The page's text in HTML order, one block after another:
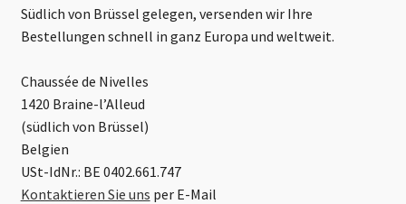
Südlich von Brüssel gelegen, versenden wir Ihre
Bestellungen schnell in ganz Europa und weltweit.
Chaussée de Nivelles
1420 Braine-l’Alleud
(südlich von Brüssel)
Belgien
USt-IdNr.: BE 0402.661.747
Kontaktieren Sie uns per E-Mail